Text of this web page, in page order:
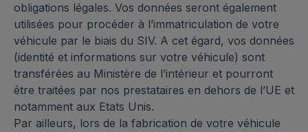
obligations légales. Vos données seront également
utilisées pour procéder à l’immatriculation de votre
véhicule par le biais du SIV. A cet égard, vos données
(identité et informations sur votre véhicule) sont
transférées au Ministère de l’intérieur et pourront
être traitées par nos prestataires en dehors de l’UE et
notamment aux Etats Unis.
Par ailleurs, lors de la fabrication de votre véhicule